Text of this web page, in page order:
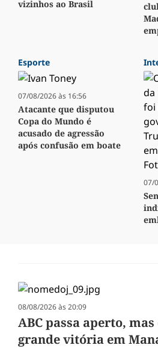
vizinhos ao Brasil
Esporte
07/08/2026 às 16:56
Atacante que disputou
Copa do Mundo é
acusado de agressão
após confusão em boate
07/
08/08/2026 às 20:09
ABC passa aperto, mas
grande vitória em